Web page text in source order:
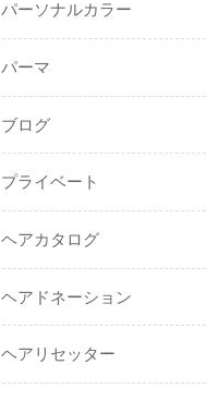
パーソナルカラー
パーマ
ブログ
プライベート
ヘアカタログ
ヘアドネーション
ヘアリセッター